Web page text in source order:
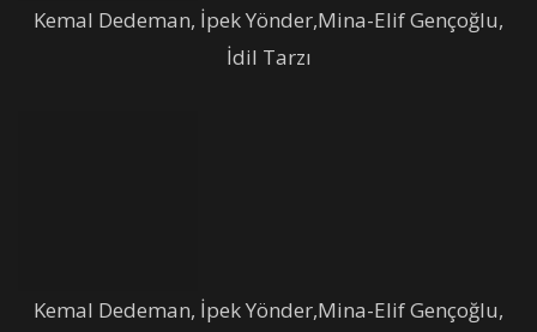
Kemal Dedeman, İpek Yönder,Mina-Elif Gençoğlu,
İdil Tarzı
Kemal Dedeman, İpek Yönder,Mina-Elif Gençoğlu,